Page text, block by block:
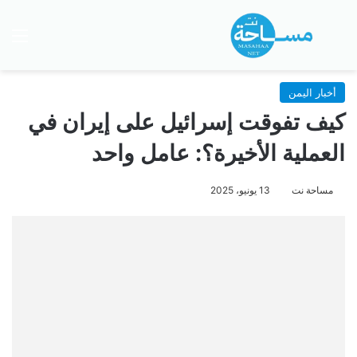
بحث عن
أخبار اليمن
كيف تفوقت إسرائيل على إيران في
العملية الأخيرة؟: عامل واحد
مساحة نت 13 يونيو، 2025